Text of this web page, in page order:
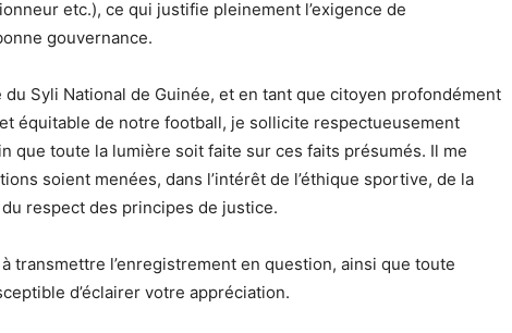
etc.), ce qui justifie pleinement l’exigence de
gouvernance.
du Syli National de Guinée, et en tant que citoyen profondément
équitable de notre football, je sollicite respectueusement
que toute la lumière soit faite sur ces faits présumés. Il me
soient menées, dans l’intérêt de l’éthique sportive, de la
respect des principes de justice.
transmettre l’enregistrement en question, ainsi que toute
d’éclairer votre appréciation.